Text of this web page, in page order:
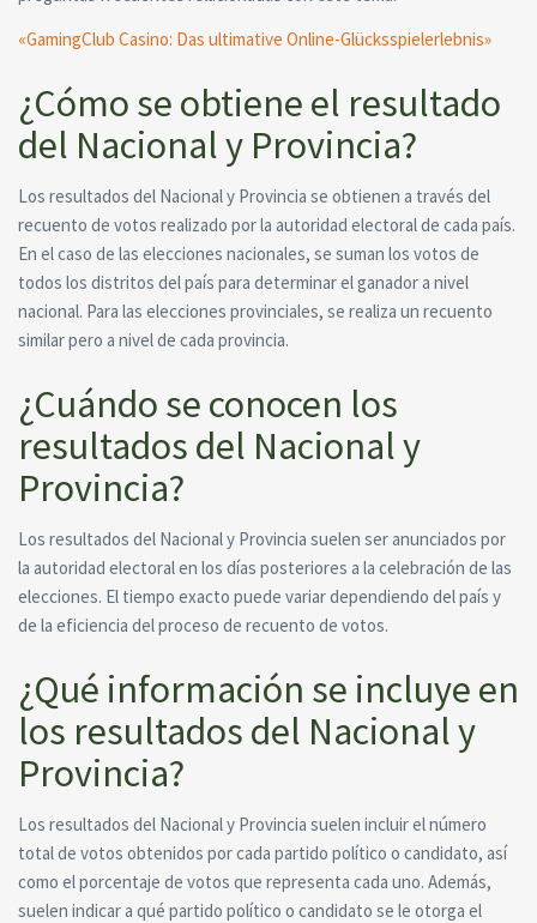
«GamingClub Casino: Das ultimative Online-Glücksspielerlebnis»
¿Cómo se obtiene el resultado
del Nacional y Provincia?
Los resultados del Nacional y Provincia se obtienen a través del
recuento de votos realizado por la autoridad electoral de cada país.
En el caso de las elecciones nacionales, se suman los votos de
todos los distritos del país para determinar el ganador a nivel
nacional. Para las elecciones provinciales, se realiza un recuento
similar pero a nivel de cada provincia.
¿Cuándo se conocen los
resultados del Nacional y
Provincia?
Los resultados del Nacional y Provincia suelen ser anunciados por
la autoridad electoral en los días posteriores a la celebración de las
elecciones. El tiempo exacto puede variar dependiendo del país y
de la eficiencia del proceso de recuento de votos.
¿Qué información se incluye en
los resultados del Nacional y
Provincia?
Los resultados del Nacional y Provincia suelen incluir el número
total de votos obtenidos por cada partido político o candidato, así
como el porcentaje de votos que representa cada uno. Además,
suelen indicar a qué partido político o candidato se le otorga el